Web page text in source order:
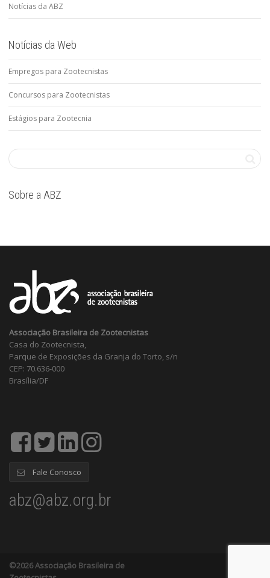
Notícias da ABZ
Notícias da Web
Empregos para Zootecnistas
Concursos para Zootecnistas
Estágios para Zootecnia
Sobre a ABZ
Associação Brasileira de Zootecnistas
Casa do Zootecnista,
Parque de Exposições da Granja do Torto, s/n
CEP: 70.636-000
Brasília/DF
Fale Conosco
abz@abz.org.br
©2026 Associação Brasileira de